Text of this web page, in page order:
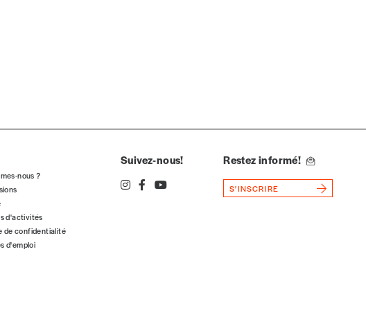
nous ?
d'activités
de confidentialité
d'emploi
Suivez-nous! Restez informé!
S'INSCRIRE